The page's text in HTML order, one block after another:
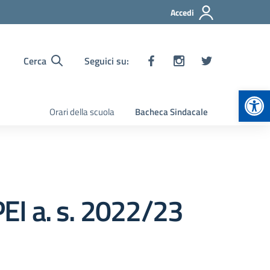
Accedi
Cerca Seguici su:
Orari della scuola Bacheca Sindacale
a. s. 2022/23